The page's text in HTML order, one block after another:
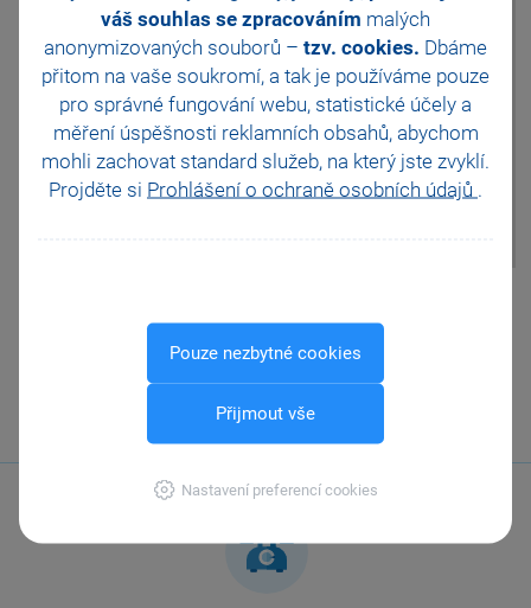
váš souhlas se zpracováním malých
anonymizovaných souborů – tzv. cookies. Dbáme
přitom na vaše soukromí, a tak je používáme pouze
pro správné fungování webu, statistické účely a
měření úspěšnosti reklamních obsahů, abychom
mohli zachovat standard služeb, na který jste zvyklí.
Projděte si Prohlášení o ochraně osobních údajů .
Pouze nezbytné cookies
Přijmout vše
Nastavení preferencí cookies
JMHZ v Pohodě a Pamice
Obecný internetový obchod
agendě Mzdy/Personalistika až
po vystavení mezd, nepromítne
se tato skutečnost do jejich
výpočtu. V tomto případě je
nutné v agendě Mzdy/příslušný
měsíc vystavené mzdy
vymazat, opravit údaje v
agendě Mzdy/Personalistika a
následně mzdy znovu vystavit.
odpověď?
Ne